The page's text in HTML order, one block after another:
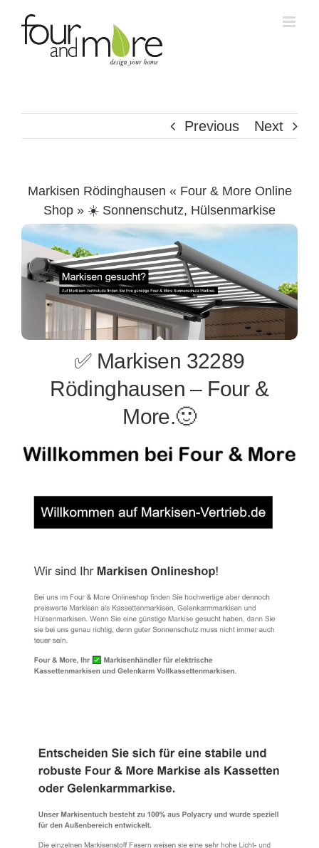
Previous Next
Markisen Rödinghausen « Four & More Online
Shop » ☀️ Sonnenschutz, Hülsenmarkise
✅ Markisen 32289
Rödinghausen – Four &
More.🙂